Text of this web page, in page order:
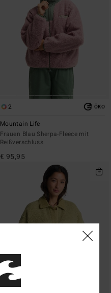
2 ÖKO
Mountain Life
Frauen Blau Sherpa-Fleece mit
Reißverschluss
€ 95,95